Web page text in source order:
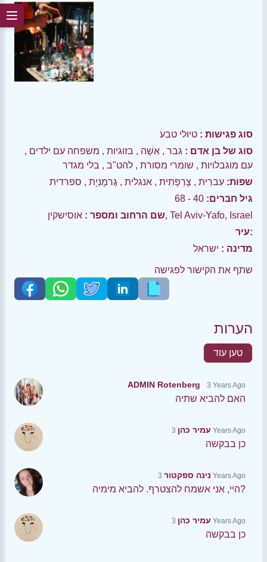
סוג פגישות : טיולי טבע
סוג של בן אדם : גבר , אִשָׁה , בזוגיות , משפחה עם ילדים ,
עם מוגבלויות , שומרי מסורת , להט"ב , בלי מגדר
שפות: עִברִית , צָרְפָתִית , אנגלית , גֶרמָנִיָת , ספרדית
גיל חברים: 40 - 68
שם הרחוב ומספר :אוסישקין, Tel Aviv-Yafo, Israel
עיר:
מדינה : ישראל
שתף את הקישור לפגישה
הערות
טען עוד
ADMIN Rotenberg 3 Years Ago
האם להביא שתיה
עמיר כהן 3 Years Ago
כן בבקשה
נינה ספקטור 3 Years Ago
היי, אני אשמח להצטרף. להביא מימיה?
עמיר כהן 3 Years Ago
כן בבקשה